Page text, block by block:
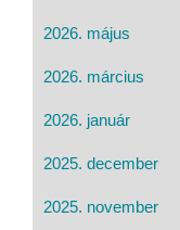
2026. május
2026. március
2026. január
2025. december
2025. november